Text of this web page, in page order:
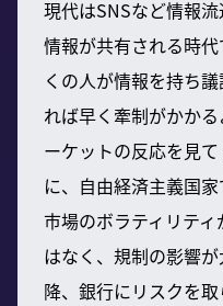
現代はSNSなど情報
情報が共有される時
くの人が情報を持ち
れば早く牽制がかか
ーケットの反応を見
に、自由経済主義国家
市場のボラティリテ
はなく、規制の影響
降、銀行にリスクを